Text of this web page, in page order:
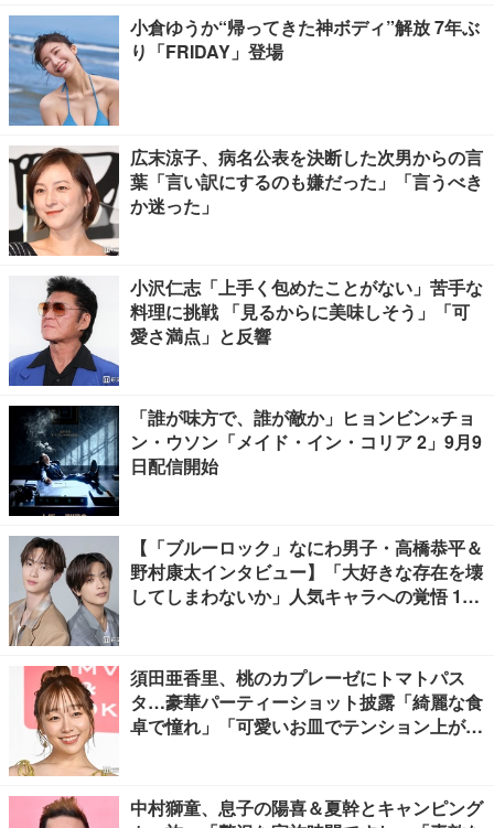
小倉ゆうか“帰ってきた神ボディ”解放 7年ぶ
り「FRIDAY」登場
広末涼子、病名公表を決断した次男からの言
葉「言い訳にするのも嫌だった」「言うべき
か迷った」
小沢仁志「上手く包めたことがない」苦手な
料理に挑戦 「見るからに美味しそう」「可
愛さ満点」と反響
「誰が味方で、誰が敵か」ヒョンビン×チョ
ン・ウソン「メイド・イン・コリア 2」9月9
日配信開始
【「ブルーロック」なにわ男子・高橋恭平＆
野村康太インタビュー】「大好きな存在を壊
してしまわないか」人気キャラへの覚悟 10
須田亜香里、桃のカプレーゼにトマトパス
タ…豪華パーティーショット披露「綺麗な食
卓で憧れ」「可愛いお皿でテンション上が
中村獅童、息子の陽喜＆夏幹とキャンピング